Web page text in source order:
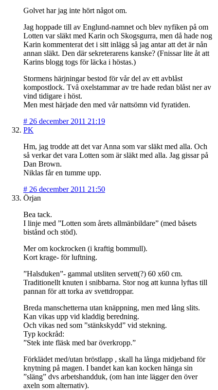
Golvet har jag inte hört något om.
Jag hoppade till av Englund-namnet och blev nyfiken på om
Lotten var släkt med Karin och Skogsgurra, men då hade nog
Karin kommenterat det i sitt inlägg så jag antar att det är nån
annan släkt. Den där sekreterarens kanske? (Fnissar lite åt att
Karins blogg togs för läcka i höstas.)
Stormens härjningar bestod för vår del av ett avblåst
kompostlock. Två oxelstammar av tre hade redan blåst ner av
vind tidigare i höst.
Men mest härjade den med vår nattsömn vid fyratiden.
# 26 december 2011 21:19
PK
Hm, jag trodde att det var Anna som var släkt med alla. Och
så verkar det vara Lotten som är släkt med alla. Jag gissar på
Dan Brown.
Niklas får en tumme upp.
# 26 december 2011 21:50
Örjan
Bea tack.
I linje med ”Lotten som årets allmänbildare” (med båsets
bistånd och stöd).
Mer om kockrocken (i kraftig bommull).
Kort krage- för luftning.
”Halsduken”- gammal utsliten servett(?) 60 x60 cm.
Traditionellt knuten i snibbarna. Stor nog att kunna lyftas till
pannan för att torka av svettdroppar.
Breda manschetterna utan knäppning, men med lång slits.
Kan vikas upp vid kladdig beredning.
Och vikas ned som ”stänkskydd” vid stekning.
Typ kockråd:
”Stek inte fläsk med bar överkropp.”
Förklädet med/utan bröstlapp , skall ha långa midjeband för
knytning på magen. I bandet kan kan kocken hänga sin
”släng” dvs arbetshandduk, (om han inte lägger den över
axeln som alternativ).